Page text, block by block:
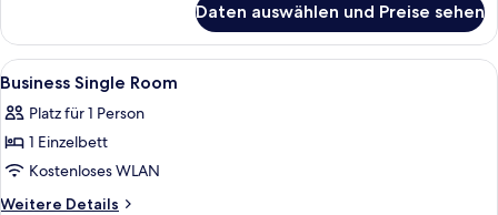
Dreibettzimmer
Daten auswählen und Preise sehen
Alle
Fotos
für
Business
Single
Room
Allergikerbettwaren, Zimmersafe,
7
Business Single Room
Platz für 1 Person
1 Einzelbett
Kostenloses WLAN
Weitere Details
Weitere